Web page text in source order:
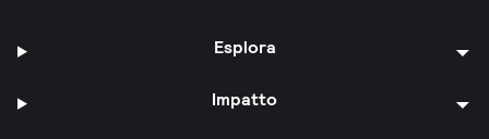
Esplora
Impatto